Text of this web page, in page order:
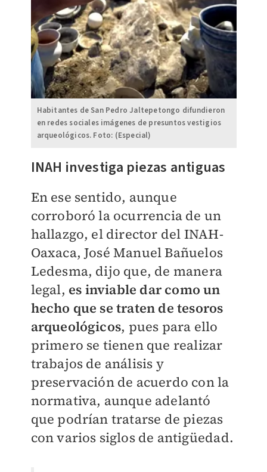
Habitantes de San Pedro Jaltepetongo difundieron
en redes sociales imágenes de presuntos vestigios
arqueológicos. Foto: (Especial)
INAH investiga piezas antiguas
En ese sentido, aunque
corroboró la ocurrencia de un
hallazgo, el director del INAH-
Oaxaca, José Manuel Bañuelos
Ledesma, dijo que, de manera
legal, es inviable dar como un
hecho que se traten de tesoros
arqueológicos, pues para ello
primero se tienen que realizar
trabajos de análisis y
preservación de acuerdo con la
normativa, aunque adelantó
que podrían tratarse de piezas
con varios siglos de antigüedad.